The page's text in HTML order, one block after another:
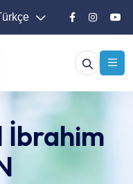
İbrahim